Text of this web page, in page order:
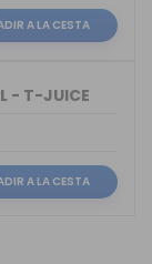
A LA CESTA
- T-JUICE
A LA CESTA